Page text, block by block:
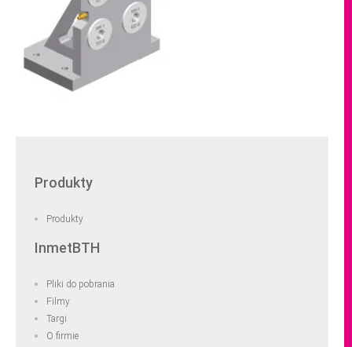
Produkty
Produkty
InmetBTH
Pliki do pobrania
Filmy
Targi
O firmie